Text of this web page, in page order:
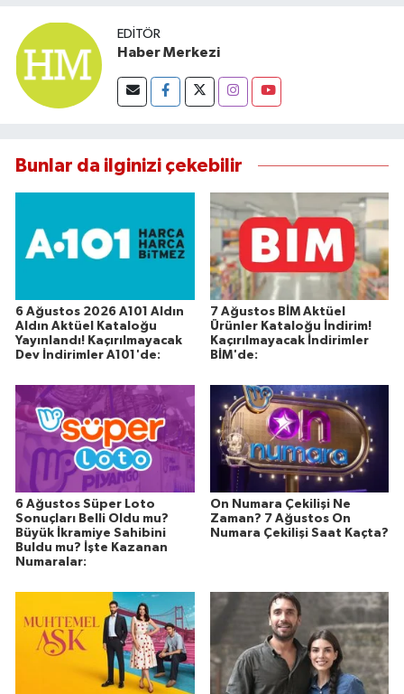
EDITÖR
Haber Merkezi
Bunlar da ilginizi çekebilir
6 Ağustos 2026 A101 Aldın
Aldın Aktüel Kataloğu
Yayınlandı! Kaçırılmayacak
Dev İndirimler A101'de:
7 Ağustos BİM Aktüel
Ürünler Kataloğu İndirim!
Kaçırılmayacak İndirimler
BİM'de:
6 Ağustos Süper Loto
Sonuçları Belli Oldu mu?
Büyük İkramiye Sahibini
Buldu mu? İşte Kazanan
Numaralar:
On Numara Çekilişi Ne
Zaman? 7 Ağustos On
Numara Çekilişi Saat Kaçta?